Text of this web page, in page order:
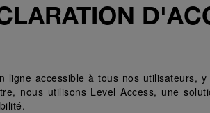
ligne accessible à tous nos utilisateurs,
nous utilisons Level Access, une